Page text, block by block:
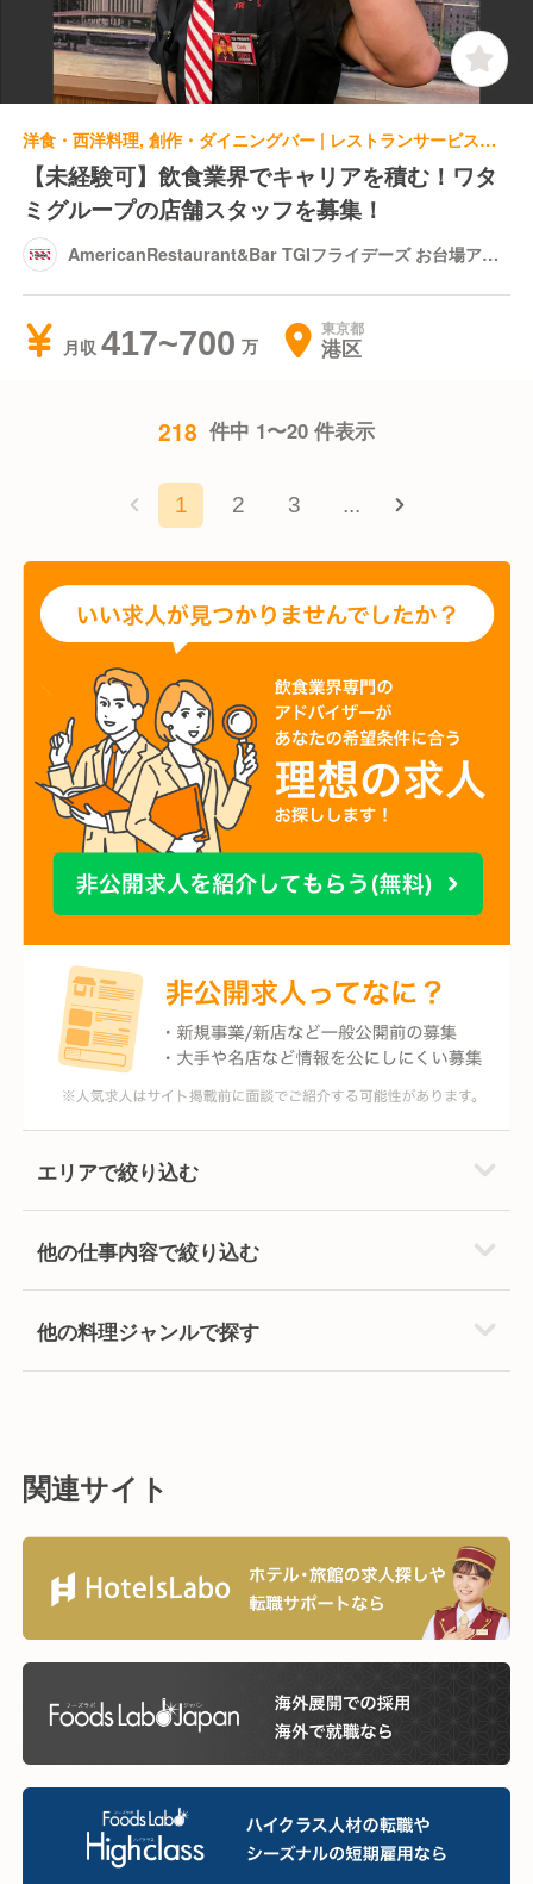
洋食・西洋料理, 創作・ダイニングバー | レストランサービス・ホールスタッフ | AmericanRestaurant&Bar TGIフライデーズ お台場アクアシティ店
【未経験可】飲食業界でキャリアを積む！ワタ
ミグループの店舗スタッフを募集！
AmericanRestaurant&Bar TGIフライデーズ お台場アク
月収 417~700 東京都
港区
218 件中 1〜20 件表示
1 2 3 ...
エリアで絞り込む
他の仕事内容で絞り込む
他の料理ジャンルで探す
関連サイト